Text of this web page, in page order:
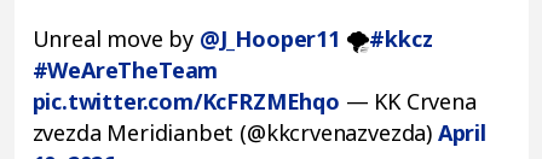
Unreal move by @J_Hooper11 🌪️#kkcz
#WeAreTheTeam
pic.twitter.com/KcFRZMEhqo — KK Crvena
zvezda Meridianbet (@kkcrvenazvezda) April